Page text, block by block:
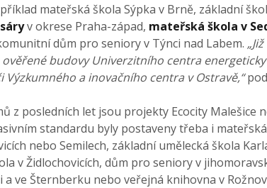
mateřská škola Sýpka v Brně, základní
v okrese Praha-západ, mateřská škola v
dům pro seniory v Týnci nad Labem.
budovy Univerzitního centra
Výzkumného a inovačního centra v Ostravě,“
z posledních let jsou projekty Ecocity Malešice
standardu byly postaveny třeba i
nebo Semilech, základní umělecká škola
v Židlochovicích, dům pro seniory v
a ve Šternberku nebo veřejná knihovna v